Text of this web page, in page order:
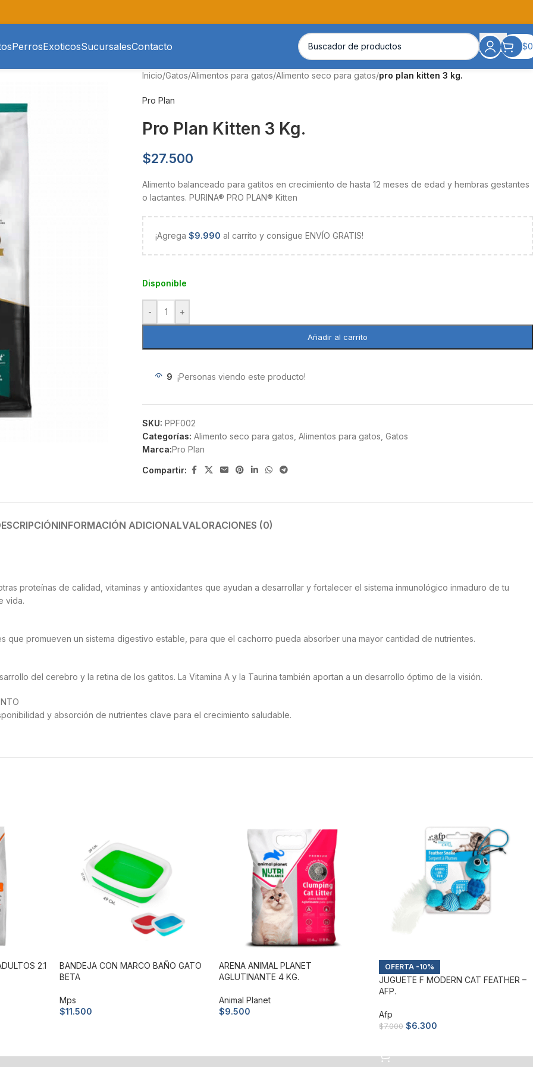
PerrosExoticosSucursalesContacto $0
Inicio/Gatos/Alimentos para gatos/Alimento seco para gatos/pro plan kitten 3 kg.
Pro Plan
Pro Plan Kitten 3 Kg.
$27.500
Alimento balanceado para gatitos en crecimiento de hasta 12 meses de edad y hembras gestantes
o lactantes. PURINA® PRO PLAN® Kitten
¡Agrega $9.990 al carrito y consigue ENVÍO GRATIS!
Disponible
- +
Añadir al carrito
9 ¡Personas viendo este producto!
SKU: PPF002
Categorías: Alimento seco para gatos Alimentos para gatos Gatos
Marca:Pro Plan
Compartir:
INFORMACIÓN ADICIONALVALORACIONES (0)
proteínas de calidad, vitaminas y antioxidantes que ayudan a desarrollar y fortalecer el sistema inmunológico inmaduro de tu
vida.
que promueven un sistema digestivo estable, para que el cachorro pueda absorber una mayor cantidad de nutrientes.
del cerebro y la retina de los gatitos. La Vitamina A y la Taurina también aportan a un desarrollo óptimo de la visión.
y absorción de nutrientes clave para el crecimiento saludable.
2.1
BANDEJA CON MARCO BAÑO GATO
BETA
Mps
$11.500
ARENA ANIMAL PLANET
AGLUTINANTE 4 KG.
Animal Planet
$9.500
-10%
JUGUETE F MODERN CAT FEATHER –
AFP.
Afp
$7.000 $6.300